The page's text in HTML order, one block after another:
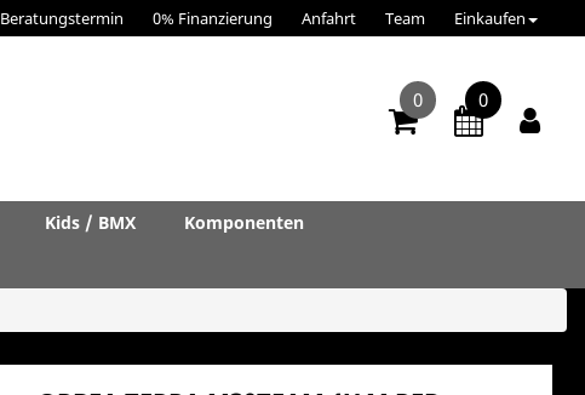
Beratungstermin 0% Finanzierung Anfahrt Team Einkaufen
0 0
Kids / BMX
Komponenten